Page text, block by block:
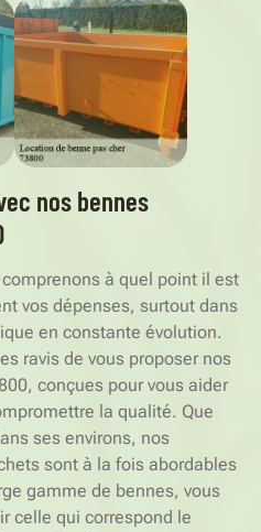
nos bennes
à quel point il est
vos dépenses, surtout dans
en constante évolution.
ravis de vous proposer nos
conçues pour vous aider
la qualité. Que
ses environs, nos
sont à la fois abordables
gamme de bennes, vous
celle qui correspond le